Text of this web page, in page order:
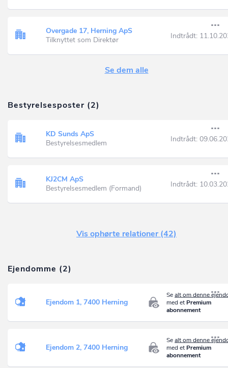
Overgade 17, Herning ApS
Tilknyttet som Direktør
Indtrådt:
Se dem alle
Bestyrelsesposter (2)
KD Sunds ApS
Bestyrelsesmedlem
Indtrådt:
KJ2CM ApS
Bestyrelsesmedlem (Formand)
Indtrådt:
Vis ophørte relationer (42)
Ejendomme (2)
Sealt om denne
med et Premium
abonnement
Ejendom 1, 7400 Herning
Sealt om denne
med et Premium
abonnement
Ejendom 2, 7400 Herning